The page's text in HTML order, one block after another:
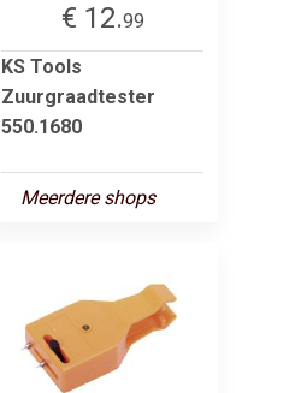
€ 12.99
KS Tools
Zuurgraadtester
550.1680
Meerdere shops